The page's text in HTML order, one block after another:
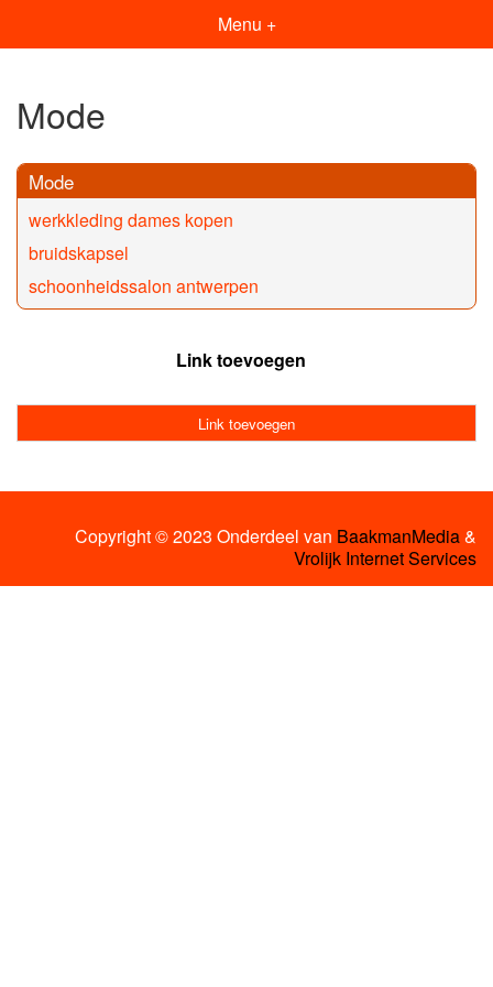
Menu +
Mode
Mode
werkkleding dames kopen
bruidskapsel
schoonheidssalon antwerpen
Link toevoegen
Link toevoegen
Copyright © 2023 Onderdeel van BaakmanMedia&
Vrolijk Internet Services